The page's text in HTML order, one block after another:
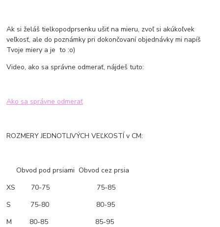
Ak si želáš tielkopodprsenku ušiť na mieru, zvoľ si akúkoľvek
veľkosť, ale do poznámky pri dokončovaní objednávky mi napíš
Tvoje miery a je to :o)
Video, ako sa správne odmerať, nájdeš tuto:
Ako sa správne odmerať
ROZMERY JEDNOTLIVÝCH VEĽKOSTÍ v CM:
Obvod pod prsiami Obvod cez prsia
XS 70-75 75-85
S 75-80 80-95
M 80-85 85-95